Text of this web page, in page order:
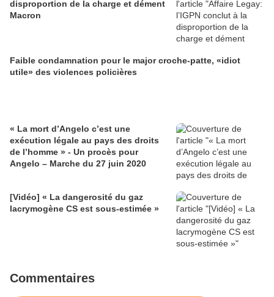
disproportion de la charge et dément
Macron
Faible condamnation pour le major croche-patte, «idiot
utile» des violences policières
« La mort d’Angelo c’est une
exécution légale au pays des droits
de l’homme » - Un procès pour
Angelo – Marche du 27 juin 2020
[Vidéo] « La dangerosité du gaz
lacrymogène CS est sous-estimée »
Commentaires